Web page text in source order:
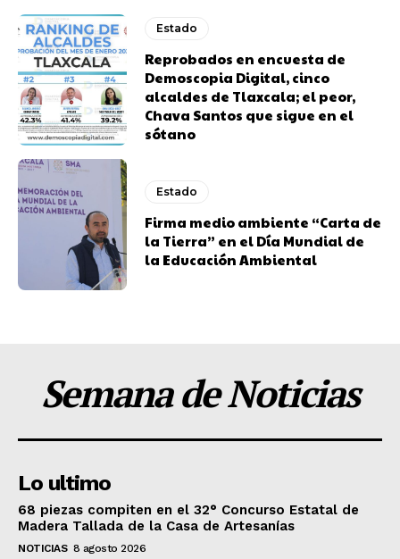
Estado
Reprobados en encuesta de
Demoscopia Digital, cinco
alcaldes de Tlaxcala; el peor,
Chava Santos que sigue en el
sótano
Estado
Firma medio ambiente “Carta de
la Tierra” en el Día Mundial de
la Educación Ambiental
Semana de Noticias
Lo ultimo
68 piezas compiten en el 32° Concurso Estatal de
Madera Tallada de la Casa de Artesanías
NOTICIAS 8 agosto 2026